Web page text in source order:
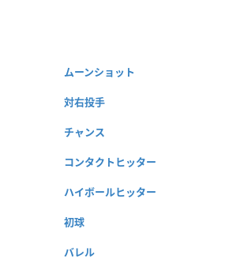
ムーンショット
対右投手
チャンス
コンタクトヒッター
ハイボールヒッター
初球
バレル